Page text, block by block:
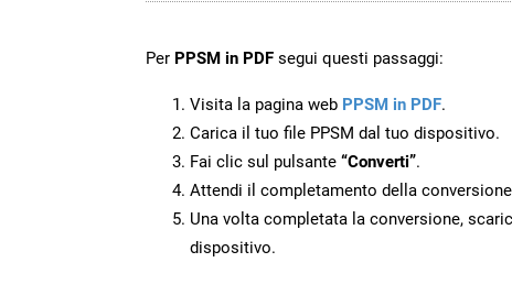
Per PPSM in PDF segui questi passaggi:
Visita la pagina web PPSM in PDF.
Carica il tuo file PPSM dal tuo dispositivo.
Fai clic sul pulsante “Converti”.
Attendi il completamento della
Una volta completata la conversione,
dispositivo.